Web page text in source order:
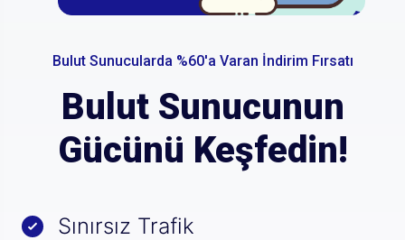
Bulut Sunucularda %60'a Varan İndirim Fırsatı
Bulut Sunucunun
Gücünü Keşfedin!
Sınırsız Trafik